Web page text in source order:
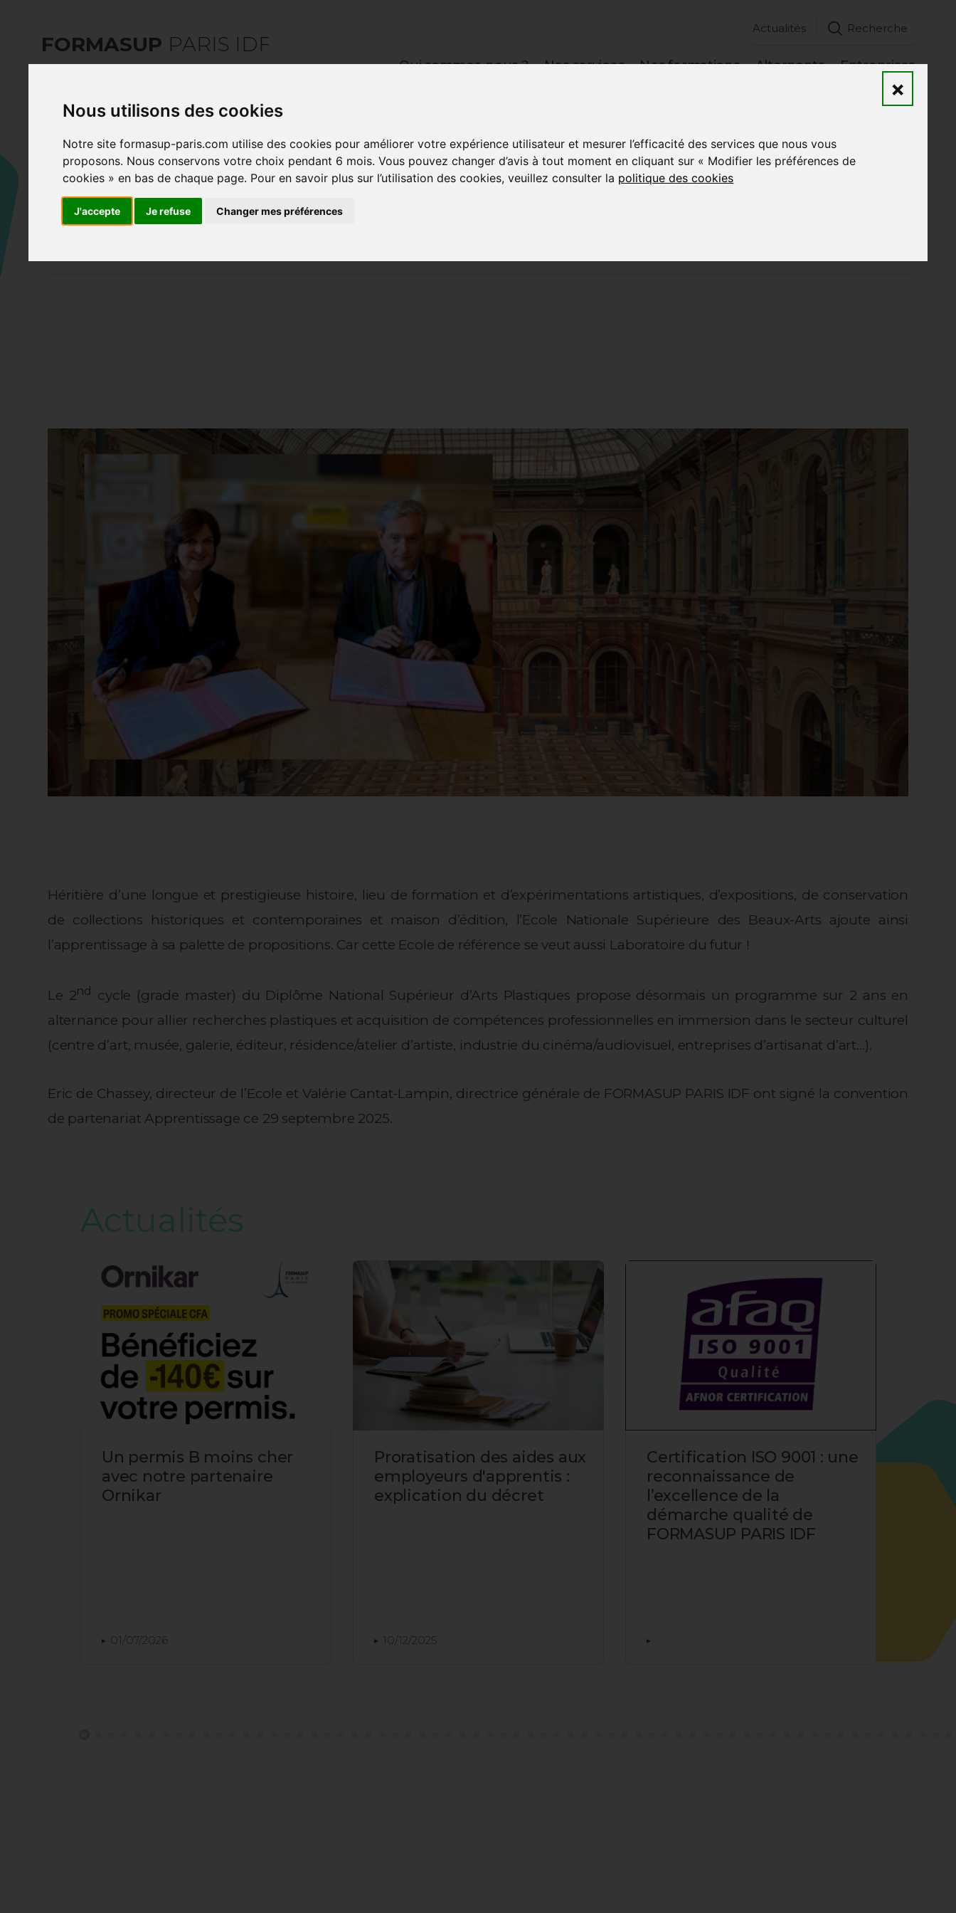
Nous utilisons des cookies
Notre site formasup-paris.com utilise des cookies pour améliorer votre expérience utilisateur et mesurer l’efficacité des services que nous vous
proposons. Nous conservons votre choix pendant 6 mois. Vous pouvez changer d’avis à tout moment en cliquant sur « Modifier les préférences de
cookies » en bas de chaque page. Pour en savoir plus sur l’utilisation des cookies, veuillez consulter la politique des cookies
J'accepte Je refuse Changer mes préférences
×
FORMASUP PARIS IDF
Actualités Recherche
Qui sommes-nous ? Nos services Nos formations Alternants Entreprises
01/10/2025 Précédent
Les Beaux-Arts de Paris rejoignent les partenaires
apprentissage de FORMASUP PARIS IDF !
Héritière d’une longue et prestigieuse histoire, lieu de formation et d’expérimentations artistiques, d’expositions, de conservation
de collections historiques et contemporaines et maison d’édition, l’Ecole Nationale Supérieure des Beaux-Arts ajoute ainsi
l’apprentissage à sa palette de propositions. Car cette Ecole de référence se veut aussi Laboratoire du futur !
Le 2nd
cycle (grade master) du Diplôme National Supérieur d’Arts Plastiques propose désormais un programme sur 2 ans en
alternance pour allier recherches plastiques et acquisition de compétences professionnelles en immersion dans le secteur culturel
(centre d’art, musée, galerie, éditeur, résidence/atelier d’artiste, industrie du cinéma/audiovisuel, entreprises d’artisanat d’art…).
Eric de Chassey, directeur de l’Ecole et Valérie Cantat-Lampin, directrice générale de FORMASUP PARIS IDF ont signé la convention
de partenariat Apprentissage ce 29 septembre 2025.
Actualités
Un permis B moins cher
avec notre partenaire
Ornikar
01/07/2026
Proratisation des aides aux
employeurs d'apprentis :
explication du décret
10/12/2025
Certification ISO 9001 : une
reconnaissance de
l’excellence de la
démarche qualité de
FORMASUP PARIS IDF